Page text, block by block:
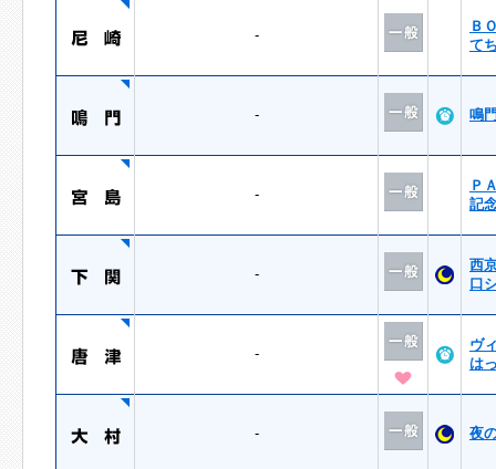
-
Ｂ
て
- 鳴
-
Ｐ
記
-
西
口
-
ヴ
は
- 夜